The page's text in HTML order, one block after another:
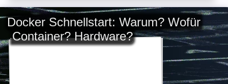
Docker Schnellstart: Warum? Wofür
Container? Hardware?